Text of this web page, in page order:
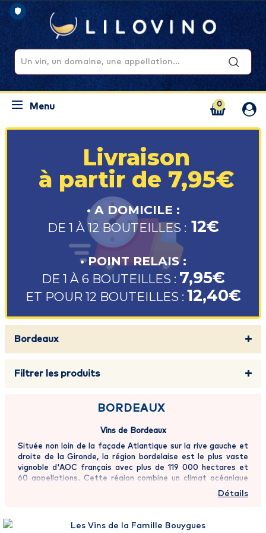
0
Menu
Livraison
à partir de 7,95€
• A DOMICILE :
DE 1 À 12 BOUTEILLES : 12€
• POINT RELAIS :
DE 1 À 6 BOUTEILLES : 7,95€
ET POUR 12 BOUTEILLES : 12,40€
Bordeaux
Filtrer les produits
BORDEAUX
Vins de Bordeaux
Située non loin de la façade Atlantique sur la rive gauche et
droite de la Gironde, la région bordelaise est le plus vaste
vignoble d'AOC français avec plus de 119 000 hectares et
60 appellations. Cette région combine un climat océanique
tempéré et des sols plutôt argilo-calcaire. La zone des
Graves présente des sols spécifiques à base de sables et
parties: le Médoc, les Graves, l'Entre-Deux-Mers, la Rive
Détails